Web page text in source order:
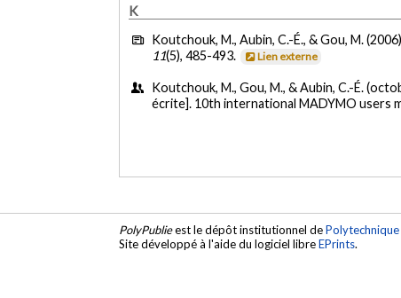
K
Koutchouk, M., Aubin, C.-É., & Gou, M.
11(5), 485-493. Lien externe
Koutchouk, M., Gou, M., & Aubin, C.-É.
écrite]. 10th international MADYMO users
PolyPublieest le dépôt institutionnel de
Site développé à l'aide du logiciel libreEPrints.